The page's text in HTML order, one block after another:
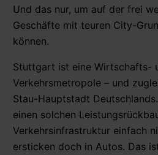
Und das nur, um auf der frei
Geschäfte mit teuren City-
können.
Stuttgart ist eine Wirtschafts-
Verkehrsmetropole – und
Stau-Hauptstadt
einen solchen
Verkehrsinfrastruktur einfach
ersticken doch in Autos. Das